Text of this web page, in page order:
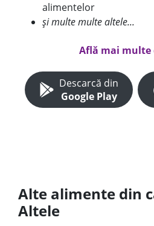
alimentelor
și multe multe altele...
Află mai multe
Descarcă din
Google Play
Alte alimente din
Altele